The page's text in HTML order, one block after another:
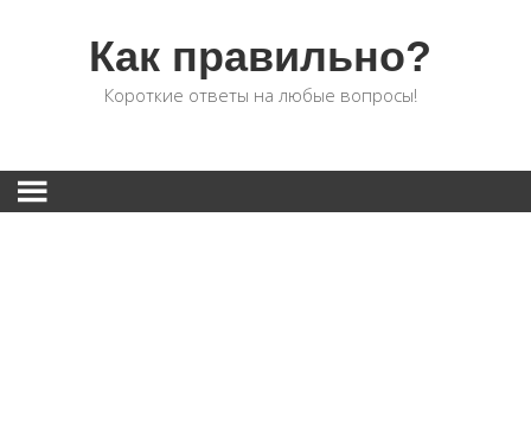
Как правильно?
Короткие ответы на любые вопросы!